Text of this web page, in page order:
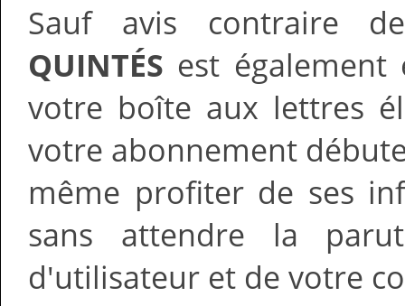
Sauf avis contraire
QUINTÉS est également
votre boîte aux lettres
votre abonnement
même profiter de ses
sans attendre la
d'utilisateur et de votre